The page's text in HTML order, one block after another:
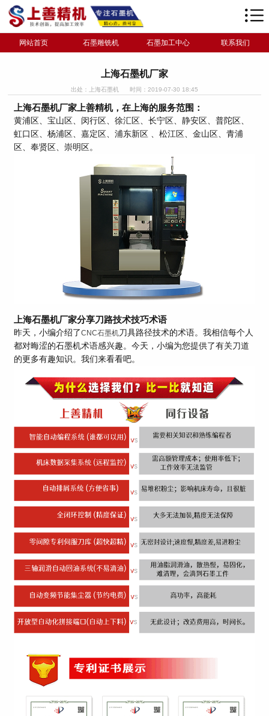
网站首页 石墨雕铣机 石墨加工中心 联系我们
上海石墨机厂家
出处：上海石墨机 时间：2019-07-30 18:45
上海石墨机厂家上善精机，在上海的服务范围：
黄浦区、宝山区、闵行区、徐汇区、长宁区、静安区、普陀区、
虹口区、杨浦区、嘉定区、浦东新区 、松江区、金山区、青浦
区、奉贤区、崇明区。
上海石墨机厂家分享刀路技术技巧术语
昨天，小编介绍了CNC石墨机刀具路径技术的术语。我相信每个人
都对晦涩的石墨机术语感兴趣。今天，小编为您提供了有关刀道
的更多有趣知识。我们来看看吧。